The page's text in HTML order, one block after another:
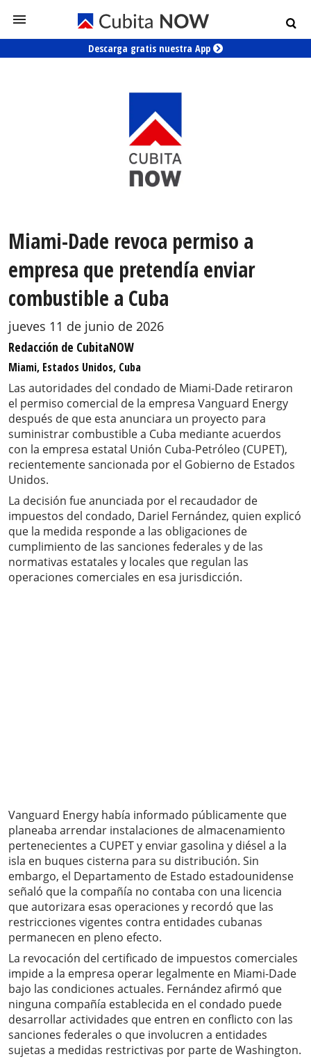
Descarga gratis nuestra App
Miami-Dade revoca permiso a
empresa que pretendía enviar
combustible a Cuba
jueves 11 de junio de 2026
Redacción de CubitaNOW
Miami, Estados Unidos, Cuba
Las autoridades del condado de Miami-Dade retiraron
el permiso comercial de la empresa Vanguard Energy
después de que esta anunciara un proyecto para
suministrar combustible a Cuba mediante acuerdos
con la empresa estatal Unión Cuba-Petróleo (CUPET),
recientemente sancionada por el Gobierno de Estados
Unidos.
La decisión fue anunciada por el recaudador de
impuestos del condado, Dariel Fernández, quien explicó
que la medida responde a las obligaciones de
cumplimiento de las sanciones federales y de las
normativas estatales y locales que regulan las
operaciones comerciales en esa jurisdicción.
Vanguard Energy había informado públicamente que
planeaba arrendar instalaciones de almacenamiento
pertenecientes a CUPET y enviar gasolina y diésel a la
isla en buques cisterna para su distribución. Sin
embargo, el Departamento de Estado estadounidense
señaló que la compañía no contaba con una licencia
que autorizara esas operaciones y recordó que las
restricciones vigentes contra entidades cubanas
permanecen en pleno efecto.
La revocación del certificado de impuestos comerciales
impide a la empresa operar legalmente en Miami-Dade
bajo las condiciones actuales. Fernández afirmó que
ninguna compañía establecida en el condado puede
desarrollar actividades que entren en conflicto con las
sanciones federales o que involucren a entidades
sujetas a medidas restrictivas por parte de Washington.